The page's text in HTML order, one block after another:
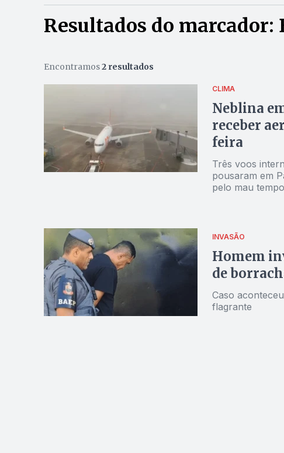
Resultados do marcador:
Encontramos2 resultados
CLIMA
Neblina
receber
feira
Três voos
pousaram em
pelo mau
INVASÃO
Homem
de
Caso
flagrante